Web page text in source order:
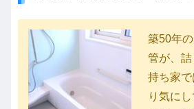
築50年
管が、詰
持ち家で
り気に